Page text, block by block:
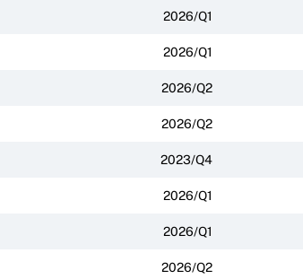
2026/Q1
2026/Q1
2026/Q2
2026/Q2
2023/Q4
2026/Q1
2026/Q1
2026/Q2